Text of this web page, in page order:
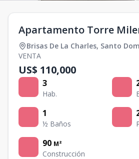
Apartamento Torre
Brisas De La Charles, Santo
VENTA
US$ 110,000
3
Hab.
1
½ Baños
90 M²
Construcción